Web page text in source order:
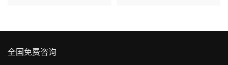
全国免费咨询